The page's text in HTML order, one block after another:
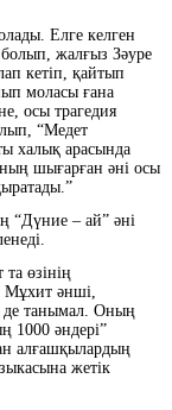
Елге келген
болып, жалғыз Зәуре
кетіп, қайтып
моласы ғана
осы трагедия
“Медет
халық арасында
шығарған әні осы
“Дүние – ай” әні
өзінің
Мұхит әнші,
де танымал. Оның
1000 әндері”
алғашқылардың
жетік